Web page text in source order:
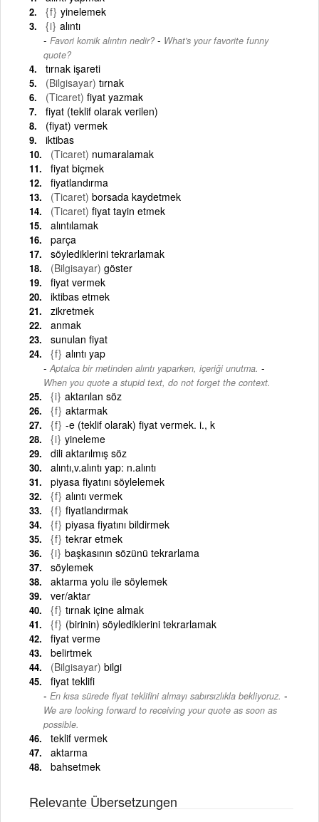
{f} yinelemek
{i} alıntı
Favori komik alıntın nedir? - What's your favorite funny
quote?
tırnak işareti
(Bilgisayar) tırnak
(Ticaret) fiyat yazmak
fiyat (teklif olarak verilen)
(fiyat) vermek
iktibas
(Ticaret) numaralamak
fiyat biçmek
fiyatlandırma
(Ticaret) borsada kaydetmek
(Ticaret) fiyat tayin etmek
alıntılamak
parça
söylediklerini tekrarlamak
(Bilgisayar) göster
fiyat vermek
iktibas etmek
zikretmek
anmak
sunulan fiyat
{f} alıntı yap
Aptalca bir metinden alıntı yaparken, içeriği unutma. -
When you quote a stupid text, do not forget the context.
{i} aktarılan söz
{f} aktarmak
{f} -e (teklif olarak) fiyat vermek. i., k
{i} yineleme
dili aktarılmış söz
alıntı,v.alıntı yap: n.alıntı
piyasa fiyatını söylelemek
{f} alıntı vermek
{f} fiyatlandırmak
{f} piyasa fiyatını bildirmek
{f} tekrar etmek
{i} başkasının sözünü tekrarlama
söylemek
aktarma yolu ile söylemek
ver/aktar
{f} tırnak içine almak
{f} (birinin) söylediklerini tekrarlamak
fiyat verme
belirtmek
(Bilgisayar) bilgi
fiyat teklifi
En kısa sürede fiyat teklifini almayı sabırsızlıkla bekliyoruz. -
We are looking forward to receiving your quote as soon as
possible.
teklif vermek
aktarma
bahsetmek
Relevante Übersetzungen